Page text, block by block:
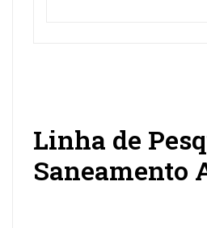
Linha de
Saneamento